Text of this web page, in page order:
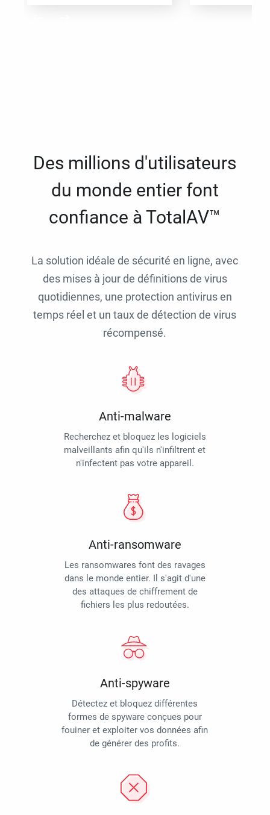
Des millions d'utilisateurs
du monde entier font
confiance à TotalAV™
La solution idéale de sécurité en ligne, avec
des mises à jour de définitions de virus
quotidiennes, une protection antivirus en
temps réel et un taux de détection de virus
récompensé.
Anti-malware
Recherchez et bloquez les logiciels
malveillants afin qu'ils n'infiltrent et
n'infectent pas votre appareil.
Anti-ransomware
Les ransomwares font des ravages
dans le monde entier. Il s'agit d'une
des attaques de chiffrement de
fichiers les plus redoutées.
Anti-spyware
Détectez et bloquez différentes
formes de spyware conçues pour
fouiner et exploiter vos données afin
de générer des profits.